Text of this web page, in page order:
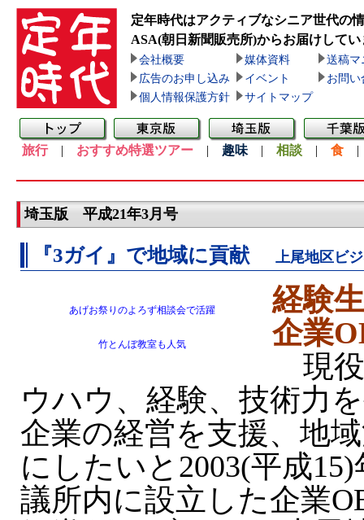
定年時代はアクティブなシニア世代の
ASA(朝日新聞販売所)からお届けしてい
会社概要 媒体資料
送稿マ
広告のお申し込み
イベント
お問い
個人情報保護方針
サイトマップ
旅行| おすすめ特選ツアー | 趣味 | 相談 | 食
埼玉版 平成21年3月号
『3ガイ』で地域に貢献 上尾地区ビ
あげお祭りのよろず相談会で活躍
竹とんぼ教室も人気
経験
企業
現役
ウハウ、経験、技術力
企業の経営を支援、地
にしたいと2003(平成
議所内に設立した企業